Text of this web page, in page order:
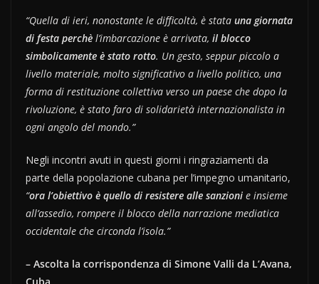
“Quella di ieri, nonostante le difficoltà, è stata una giornata
di festa perchè l’imbarcazione è arrivata, il blocco
simbolicamente è stato rotto. Un gesto, seppur piccolo a
livello materiale, molto significativo a livello politico, una
forma di restituzione collettiva verso un paese che dopo la
rivoluzione, è stato faro di solidarietà internazionalista in
ogni angolo del mondo.”
Negli incontri avuti in questi giorni i ringraziamenti da
parte della popolazione cubana per l’impegno umanitario,
“ora l’obiettivo è quello di resistere alle sanzioni e insieme
all’assedio, rompere il blocco della narrazione mediatica
occidentale che circonda l’isola.”
– Ascolta la corrispondenza di Simone Valli da L’Avana,